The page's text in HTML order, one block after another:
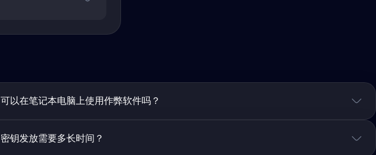
可以在笔记本电脑上使用作弊软件吗？
密钥发放需要多长时间？